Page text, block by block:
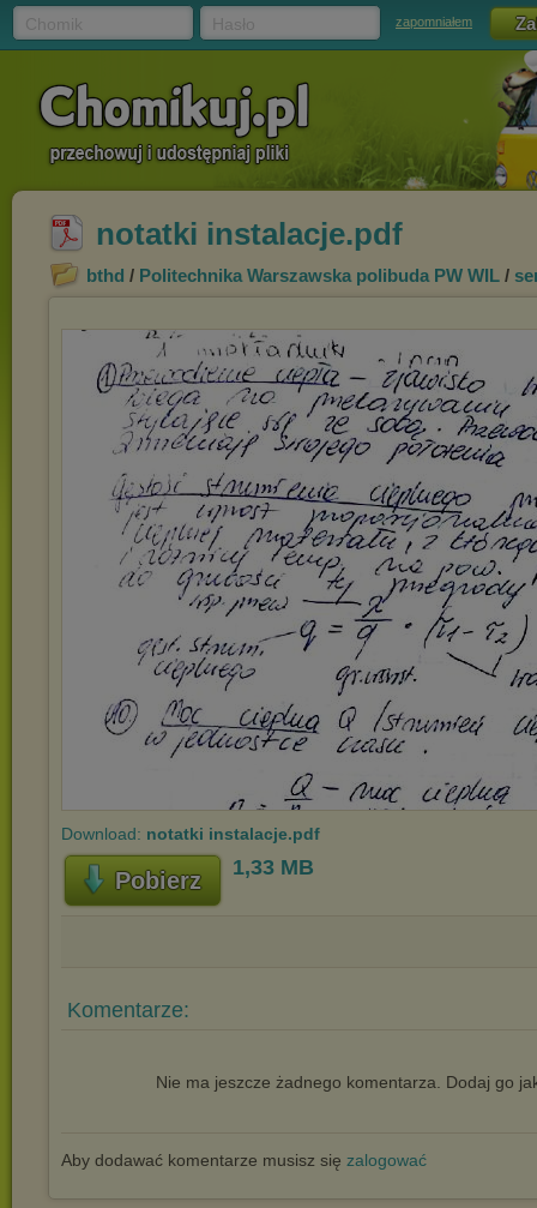
zapomniałem
notatki instalacje.pdf
bthd / Politechnika Warszawska polibuda PW WIL /
Download: notatki instalacje.pdf
Pobierz 1,33 MB
Komentarze:
Nie ma jeszcze żadnego komentarza. Dodaj go
Aby dodawać komentarze musisz się zalogować